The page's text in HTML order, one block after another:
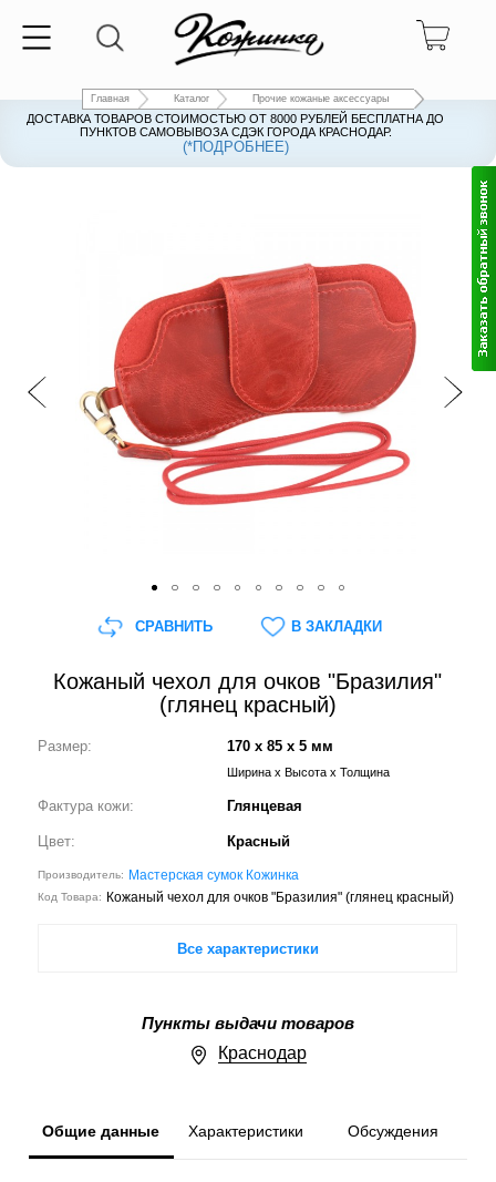
Главная Каталог Прочие кожаные аксессуары
ДОСТАВКА ТОВАРОВ СТОИМОСТЬЮ ОТ 8000 РУБЛЕЙ БЕСПЛАТНА ДО
ПУНКТОВ САМОВЫВОЗА СДЭК ГОРОДА КРАСНОДАР.
(*ПОДРОБНЕЕ)
Кожаный чехол для очков "Бразилия"
(глянец красный)
Размер: 170 x 85 x 5 мм
Ширина x Высота x Толщина
Фактура кожи: Глянцевая
Цвет: Красный
Производитель: Мастерская сумок Кожинка
Код Товара: Кожаный чехол для очков "Бразилия" (глянец красный)
Все характеристики
Пункты выдачи товаров
Краснодар
СРАВНИТЬ В ЗАКЛАДКИ
Общие данные Характеристики Обсуждения